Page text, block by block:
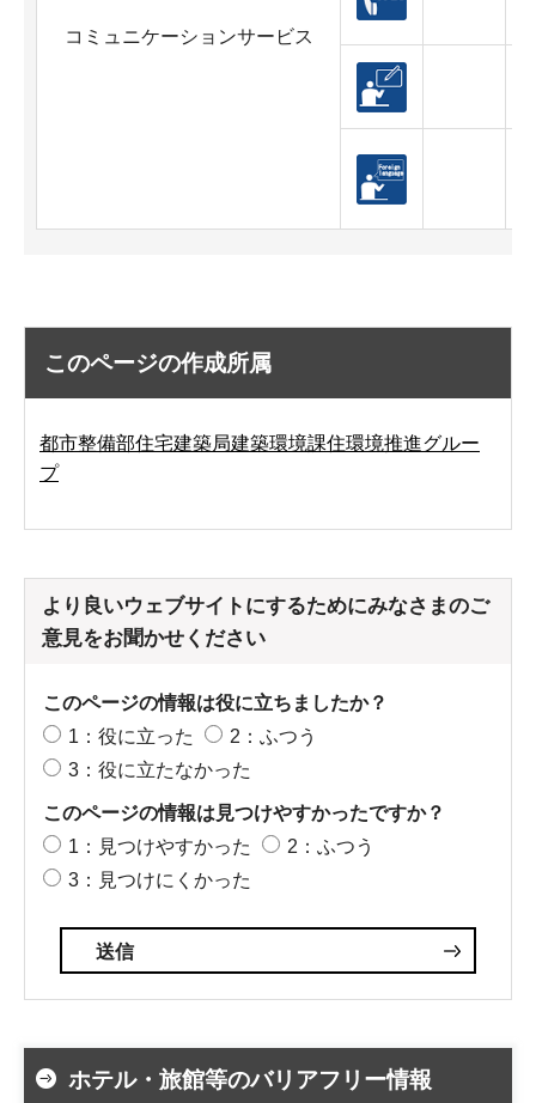
コミュニケーションサービス
このページの作成所属
都市整備部住宅建築局建築環境課住環境推進グルー
プ
より良いウェブサイトにするためにみなさまのご
意見をお聞かせください
このページの情報は役に立ちましたか？
1：役に立った
2：ふつう
3：役に立たなかった
このページの情報は見つけやすかったですか？
1：見つけやすかった
2：ふつう
3：見つけにくかった
ホテル・旅館等のバリアフリー情報